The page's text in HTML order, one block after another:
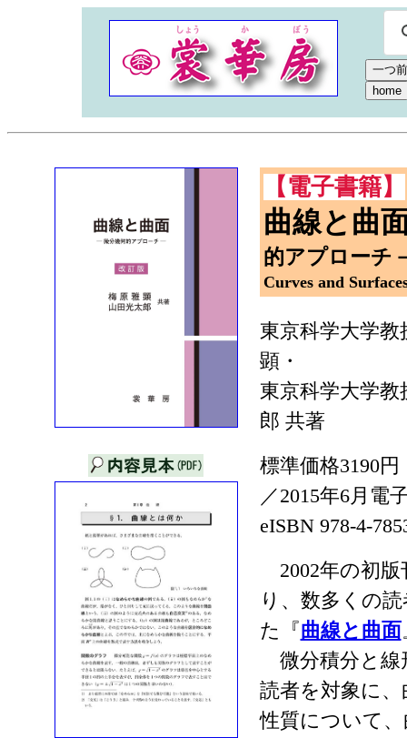
【電子書籍】
曲線と曲
的アプローチ
Curves and
東京科学大学
顕・
東京科学大学
郎 共著
標準価格3190円
／2015年6月電
eISBN 978-4-
2002年の初版
り、数多くの
た『曲線と曲面
微分積分と線
読者を対象に
性質について